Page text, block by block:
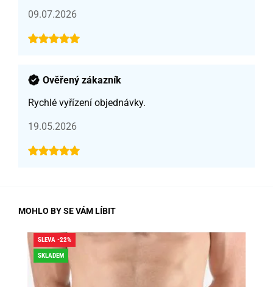
09.07.2026
Ověřený zákazník
Rychlé vyřízení objednávky.
19.05.2026
MOHLO BY SE VÁM LÍBIT
SLEVA -22%
SKLADEM